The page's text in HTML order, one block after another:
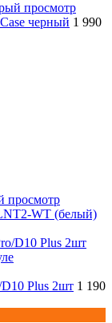
просмотр
черный 1 990
просмотр
WT (белый)
D10 Plus 2шт 1 190